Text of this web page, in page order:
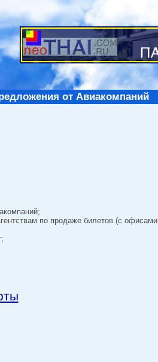
от Авиакомпаний
по продаже билетов (с офисами